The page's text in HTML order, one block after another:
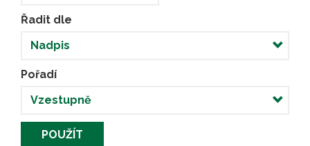
Řadit dle
Pořadí
POUŽÍT